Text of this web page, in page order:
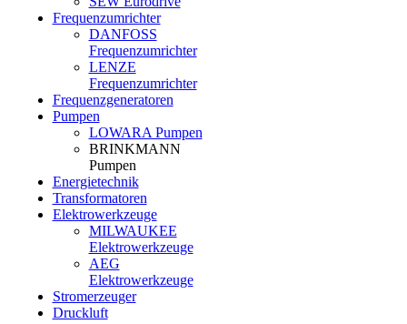
Frequenzumrichter
DANFOSS
Frequenzumrichter
LENZE
Frequenzumrichter
Frequenzgeneratoren
Pumpen
LOWARA Pumpen
BRINKMANN
Pumpen
Energietechnik
Transformatoren
Elektrowerkzeuge
MILWAUKEE
Elektrowerkzeuge
AEG
Elektrowerkzeuge
Stromerzeuger
Druckluft